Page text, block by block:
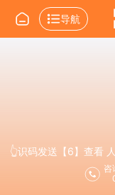
导航
👆识码发送【6】查看
咨